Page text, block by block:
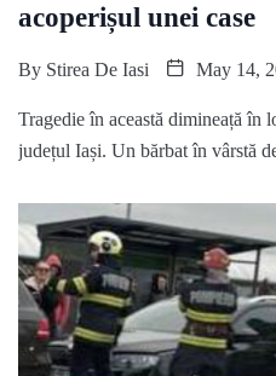
acoperișul unei case
By Stirea De Iasi May 14,
Tragedie în această dimineață în
județul Iași. Un bărbat în vârstă